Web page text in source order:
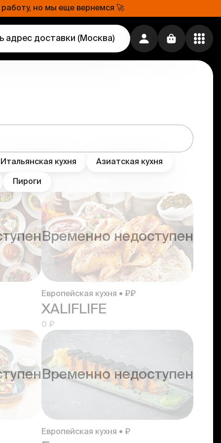
но мы еще вернемся 🚀
адрес доставки (Москва)
Итальянская кухня Азиатская кухня
Пироги
Временно недоступен
Европейская кухня • ₽₽
XALIFLIFE
0 ₽
Временно недоступен
Европейская кухня • ₽